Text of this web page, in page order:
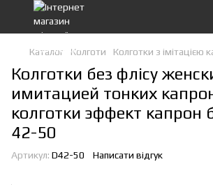
Каталог Колготи Колготки з імітацією
Колготки без флісу
имитацией тонких
колготки эффект капрон
42-50
Артикул: D42-50 Написати відгук